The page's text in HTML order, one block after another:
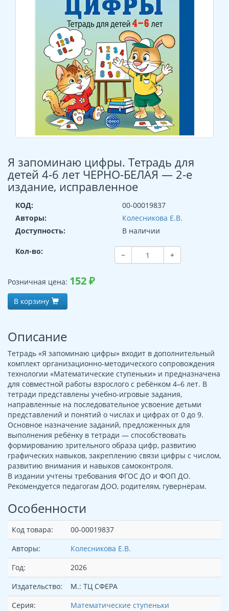
Я запоминаю цифры. Тетрадь для
детей 4-6 лет ЧЕРНО-БЕЛАЯ — 2-е
издание, исправленное
КОД:
00-00019837
Авторы:
Колесникова Е.В.
Доступность:
В наличии
Кол-во: − +
Розничная цена: 152₽
В корзину
Описание
Тетрадь «Я запоминаю цифры» входит в дополнительный
комплект организационно-методического сопровождения
технологии «Математические ступеньки» и предназначена
для совместной работы взрослого с ребёнком 4–6 лет. В
тетради представлены учебно-игровые задания,
направленные на последовательное усвоение детьми
представлений и понятий о числах и цифрах от 0 до 9.
Основное назначение заданий, предложенных для
выполнения ребёнку в тетради — способствовать
формированию зрительного образа цифр, развитию
графических навыков, закреплению связи цифры с числом,
развитию внимания и навыков самоконтроля.
В издании учтены требования ФГОС ДО и ФОП ДО.
Рекомендуется педагогам ДОО, родителям, гувернёрам.
Особенности
Код товара:
00-00019837
Авторы:
Колесникова Е.В.
Год:
2026
Издательство:
М.: ТЦ СФЕРА
Серия:
Математические ступеньки